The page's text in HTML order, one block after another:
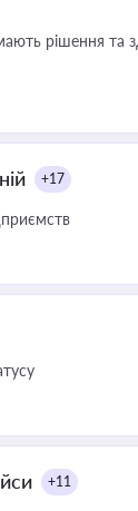
рішення та
+17
+11